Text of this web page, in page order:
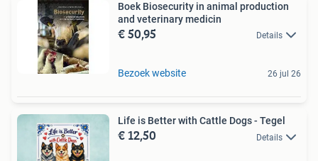
Boek Biosecurity in animal production
and veterinary medicin
€ 50,95 Details
Bezoek website 26 jul 26
Life is Better with Cattle Dogs - Tegel
€ 12,50 Details